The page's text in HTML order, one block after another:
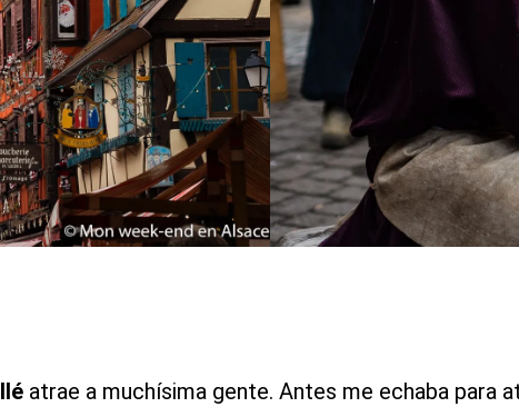
atrae a muchísima gente. Antes me echaba para